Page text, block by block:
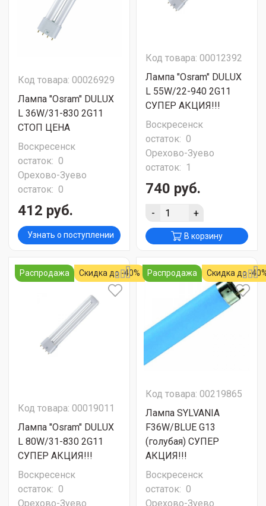
Код товара: 00026929
Лампа "Osram" DULUX
L 36W/31-830 2G11
СТОП ЦЕНА
Воскресенск
остаток: 0
Орехово-Зуево
остаток: 0
412 руб.
Узнать о поступлении
Код товара: 00012392
Лампа "Osram" DULUX
L 55W/22-940 2G11
СУПЕР АКЦИЯ!!!
Воскресенск
остаток: 0
Орехово-Зуево
остаток: 1
740 руб.
- +
В корзину
Распродажа Скидка до -40%
Код товара: 00019011
Лампа "Osram" DULUX
L 80W/31-830 2G11
СУПЕР АКЦИЯ!!!
Воскресенск
остаток: 0
Орехово-Зуево
Распродажа Скидка до -
Код товара: 00219865
Лампа SYLVANIA
F36W/BLUE G13
(голубая) СУПЕР
АКЦИЯ!!!
Воскресенск
остаток: 0
Орехово-Зуево